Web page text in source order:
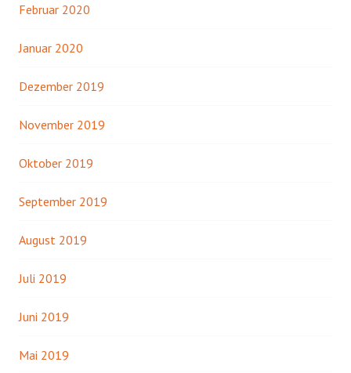
Februar 2020
Januar 2020
Dezember 2019
November 2019
Oktober 2019
September 2019
August 2019
Juli 2019
Juni 2019
Mai 2019